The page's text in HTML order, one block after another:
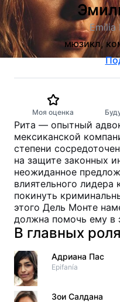
Emilia
мюзикл,
Моя оценка
Рита — опытный
мексиканской
степени
на защите законных
неожиданное
влиятельного лидера
покинуть
этого Дель Монте
должна помочь ему в
В главных
Адриана Пас
Epifanía
Зои Салдана